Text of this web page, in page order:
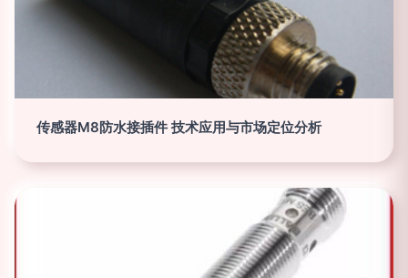
传感器M8防水接插件 技术应用与市场定位分析